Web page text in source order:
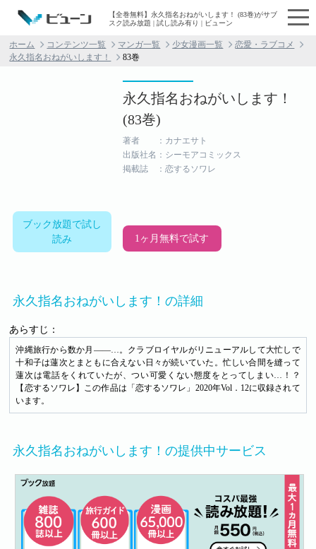
【全巻無料】永久指名おねがいします！ (83巻)がサブ
スク読み放題 | 試し読み有り | ビューン
ホーム コンテンツ一覧 マンガ一覧 少女漫画一覧
恋愛・ラブコメ
永久指名おねがいします！
83巻
ブック放題で試し
読み
永久指名おねがいします！
(83巻)
著者 ：カナエサト
出版社名：シーモアコミックス
掲載誌 ：恋するソワレ
1ヶ月無料で試す
永久指名おねがいします！の詳細
あらすじ：
沖縄旅行から数か月――…。クラブロイヤルがリニューアルして大忙しで
十和子は蓮次とまともに合えない日々が続いていた。忙しい合間を縫って
蓮次は電話をくれていたが、つい可愛くない態度をとってしまい…！？
【恋するソワレ】この作品は「恋するソワレ」2020年Vol．12に収録されて
います。
永久指名おねがいします！の提供中サービス